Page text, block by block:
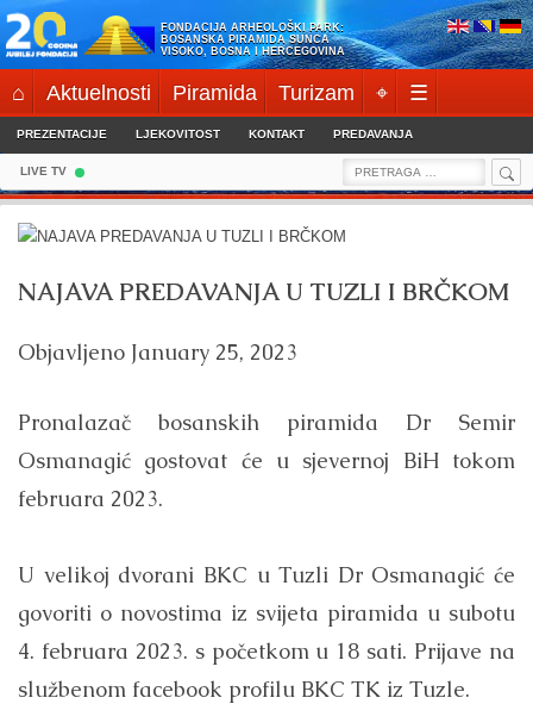
Skip
to
content
FONDACIJA ARHEOLOŠKI PARK:
BOSANSKA PIRAMIDA SUNCA
VISOKO, BOSNA I HERCEGOVINA
⌂ Aktuelnosti Piramida Turizam ⌖ ☰
PREZENTACIJE LJEKOVITOST KONTAKT PREDAVANJA
LIVE TV
Search
for:
NAJAVA PREDAVANJA U TUZLI I BRČKOM
Objavljeno January 25, 2023
Pronalazač bosanskih piramida Dr Semir
Osmanagić gostovat će u sjevernoj BiH tokom
februara 2023.
U velikoj dvorani BKC u Tuzli Dr Osmanagić će
govoriti o novostima iz svijeta piramida u subotu
4. februara 2023. s početkom u 18 sati. Prijave na
službenom facebook profilu BKC TK iz Tuzle.